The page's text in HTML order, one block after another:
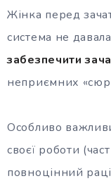
Жінка перед
система не
забезпечити
неприємних
Особливо
своєї роботи
повноцінний